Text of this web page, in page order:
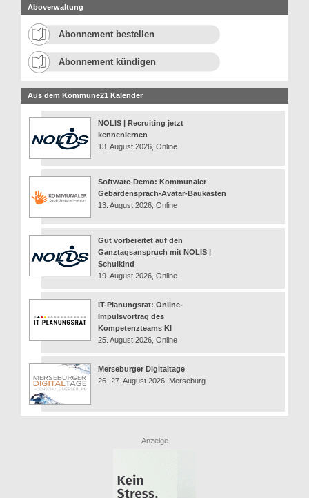
Aboverwaltung
Abonnement bestellen
Abonnement kündigen
Aus dem Kommune21 Kalender
NOLIS | Recruiting jetzt
kennenlernen
13. August 2026, Online
Software-Demo: Kommunaler
Gebärdensprach-Avatar-Baukasten
13. August 2026, Online
Gut vorbereitet auf den
Ganztagsanspruch mit NOLIS |
Schulkind
19. August 2026, Online
IT-Planungsrat: Online-
Impulsvortrag des
Kompetenzteams KI
25. August 2026, Online
Merseburger Digitaltage
26.-27. August 2026, Merseburg
Anzeige